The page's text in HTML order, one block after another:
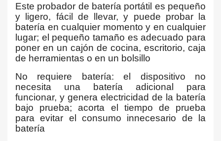
Este probador de batería portátil es pequeño
y ligero, fácil de llevar, y puede probar la
batería en cualquier momento y en cualquier
lugar; el pequeño tamaño es adecuado para
poner en un cajón de cocina, escritorio, caja
de herramientas o en un bolsillo
No requiere batería: el dispositivo no
necesita una batería adicional para
funcionar, y genera electricidad de la batería
bajo prueba; acorta el tiempo de prueba
para evitar el consumo innecesario de la
batería